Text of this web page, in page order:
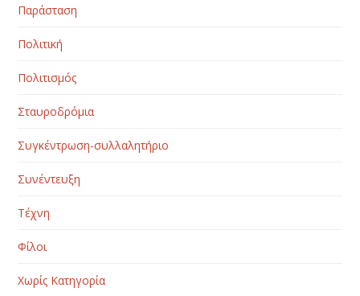
Παράσταση
Πολιτική
Πολιτισμός
Σταυροδρόμια
Συγκέντρωση-συλλαλητήριο
Συνέντευξη
Τέχνη
Φίλοι
Χωρίς Κατηγορία